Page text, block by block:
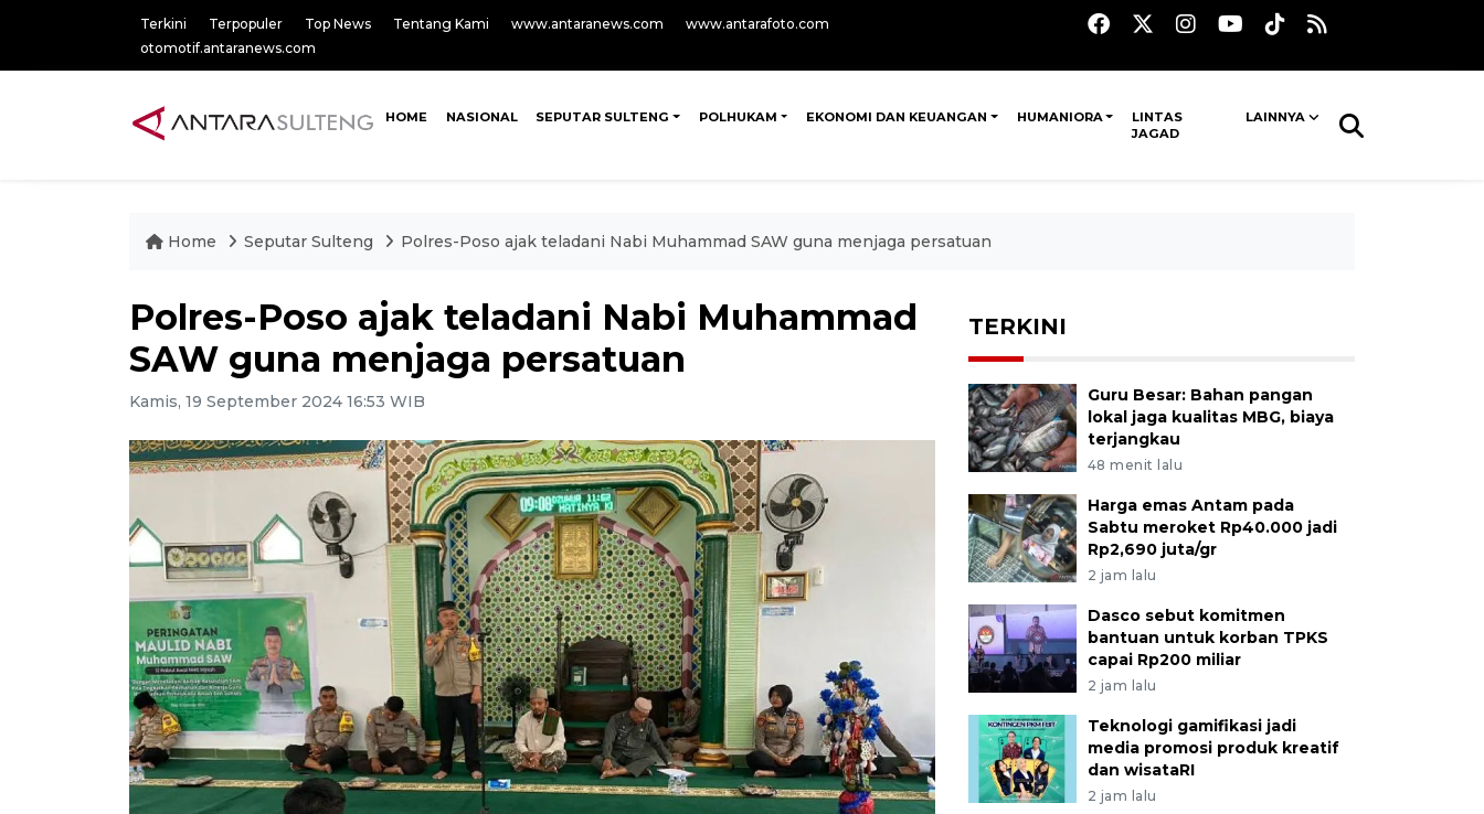
Terkini Terpopuler Top News Tentang Kami www.antaranews.com
www.antarafoto.com
otomotif.antaranews.com
HOME NASIONAL SEPUTAR SULTENG POLHUKAM EKONOMI DAN KEUANGAN HUMANIORA
LINTAS
JAGAD
LAINNYA
Home Seputar Sulteng Polres-Poso ajak teladani Nabi Muhammad SAW guna menjaga persatuan
Polres-Poso ajak teladani Nabi Muhammad
SAW guna menjaga persatuan
Kamis, 19 September 2024 16:53 WIB
TERKINI
Guru Besar: Bahan pangan
lokal jaga kualitas MBG, biaya
terjangkau
48 menit lalu
Harga emas Antam pada
Sabtu meroket Rp40.000 jadi
Rp2,690 juta/gr
2 jam lalu
Dasco sebut komitmen
bantuan untuk korban TPKS
capai Rp200 miliar
2 jam lalu
Teknologi gamifikasi jadi
media promosi produk kreatif
dan wisataRI
2 jam lalu